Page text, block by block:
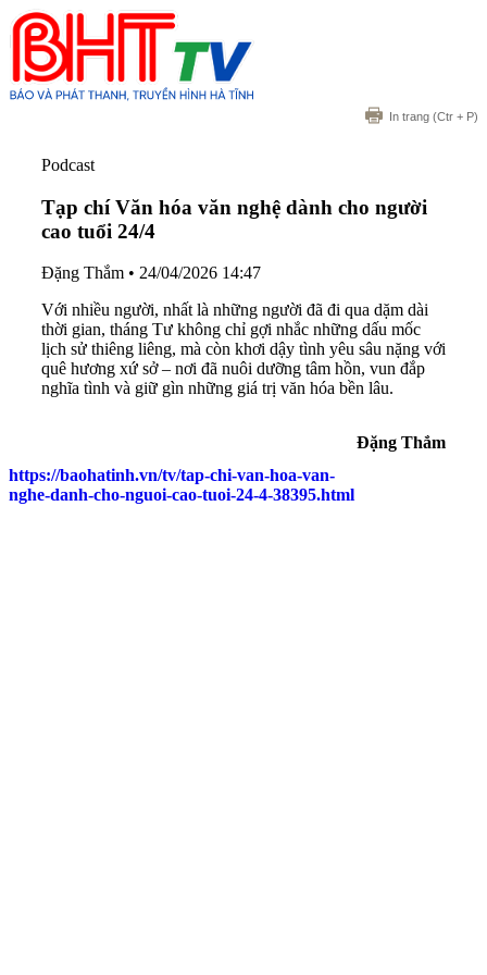
In trang (Ctr + P)
Podcast
Tạp chí Văn hóa văn nghệ dành cho người
cao tuổi 24/4
Đặng Thắm • 24/04/2026 14:47
Với nhiều người, nhất là những người đã đi qua dặm dài
thời gian, tháng Tư không chỉ gợi nhắc những dấu mốc
lịch sử thiêng liêng, mà còn khơi dậy tình yêu sâu nặng với
quê hương xứ sở – nơi đã nuôi dưỡng tâm hồn, vun đắp
nghĩa tình và giữ gìn những giá trị văn hóa bền lâu.
Đặng Thắm
https://baohatinh.vn/tv/tap-chi-van-hoa-van-
nghe-danh-cho-nguoi-cao-tuoi-24-4-38395.html